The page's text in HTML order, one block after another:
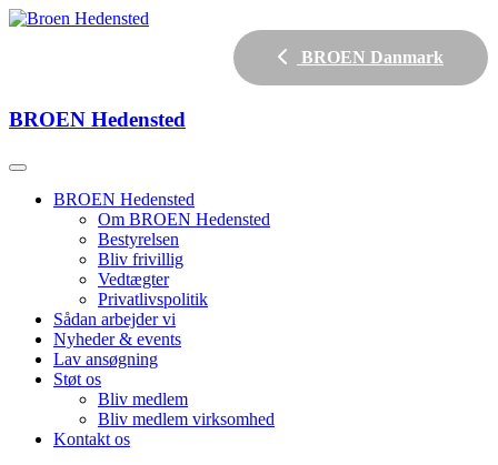
BROEN Danmark
BROEN Hedensted
BROEN Hedensted
Om BROEN Hedensted
Bestyrelsen
Bliv frivillig
Vedtægter
Privatlivspolitik
Sådan arbejder vi
Nyheder & events
Lav ansøgning
Støt os
Bliv medlem
Bliv medlem virksomhed
Kontakt os